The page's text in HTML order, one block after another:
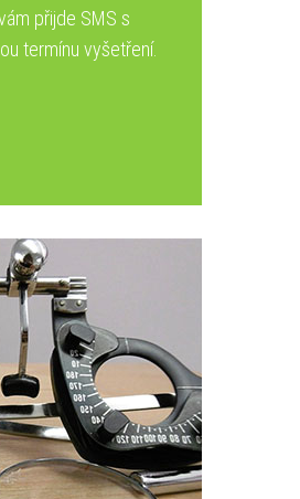
přijde SMS s
termínu vyšetření.